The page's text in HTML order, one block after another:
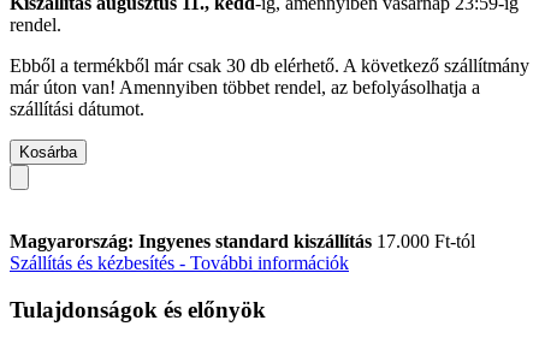
rendel.
Ebből a termékből már csak 30 db elérhető. A következő szállítmány
már úton van! Amennyiben többet rendel, az befolyásolhatja a
szállítási dátumot.
Kosárba
Magyarország: Ingyenes standard kiszállítás 17.000 Ft-tól
Szállítás és kézbesítés - További információk
Tulajdonságok és előnyök